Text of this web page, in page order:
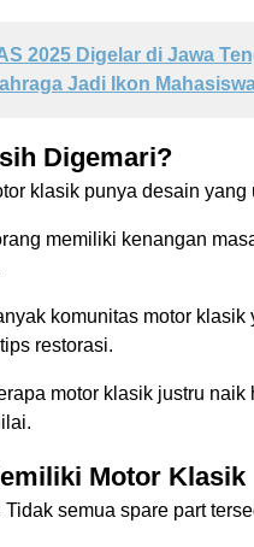
2025 Digelar di Jawa
Jadi Ikon
Digemari?
klasik punya desain yang
memiliki kenangan
komunitas motor klasik
restorasi.
motor klasik justru naik
Motor Klasik
Tidak semua spare part